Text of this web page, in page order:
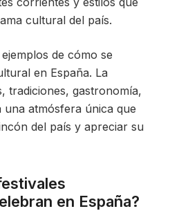
cultural del país.
de cómo se
en España. La
tradiciones, gastronomía,
atmósfera única que
del país y apreciar su
en España?